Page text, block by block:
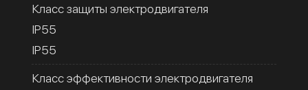
Класс защиты электродвигателя
IP55
IP55
Класс эффективности электродвигателя